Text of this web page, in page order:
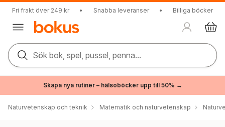
Fri frakt över 249 kr • Snabba leveranser • Billiga böcker
Sök bok, spel, pussel, penna...
Skapa nya rutiner – hälsoböcker upp till 50% →
Naturvetenskap och teknik Matematik och naturvetenskap